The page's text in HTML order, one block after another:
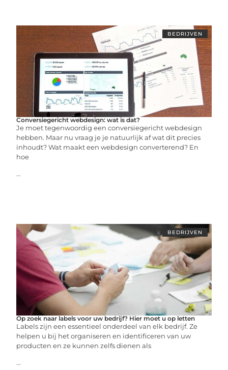
BEDRIJVEN
Conversiegericht webdesign: wat is dat?
Je moet tegenwoordig een conversiegericht webdesign
hebben. Maar nu vraag je je natuurlijk af wat dit precies
inhoudt? Wat maakt een webdesign converterend? En
hoe
...
BEDRIJVEN
Op zoek naar labels voor uw bedrijf? Hier moet u op letten
Labels zijn een essentieel onderdeel van elk bedrijf. Ze
helpen u bij het organiseren en identificeren van uw
producten en ze kunnen zelfs dienen als
...